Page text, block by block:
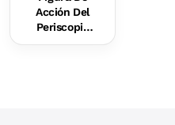
Acción Del
Periscopio
Humano